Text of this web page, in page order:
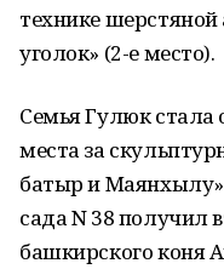
технике
уголок» (2-е место).
Семья Гулюк стала
места за
батыр и
сада N 38 получил
башкирского коня